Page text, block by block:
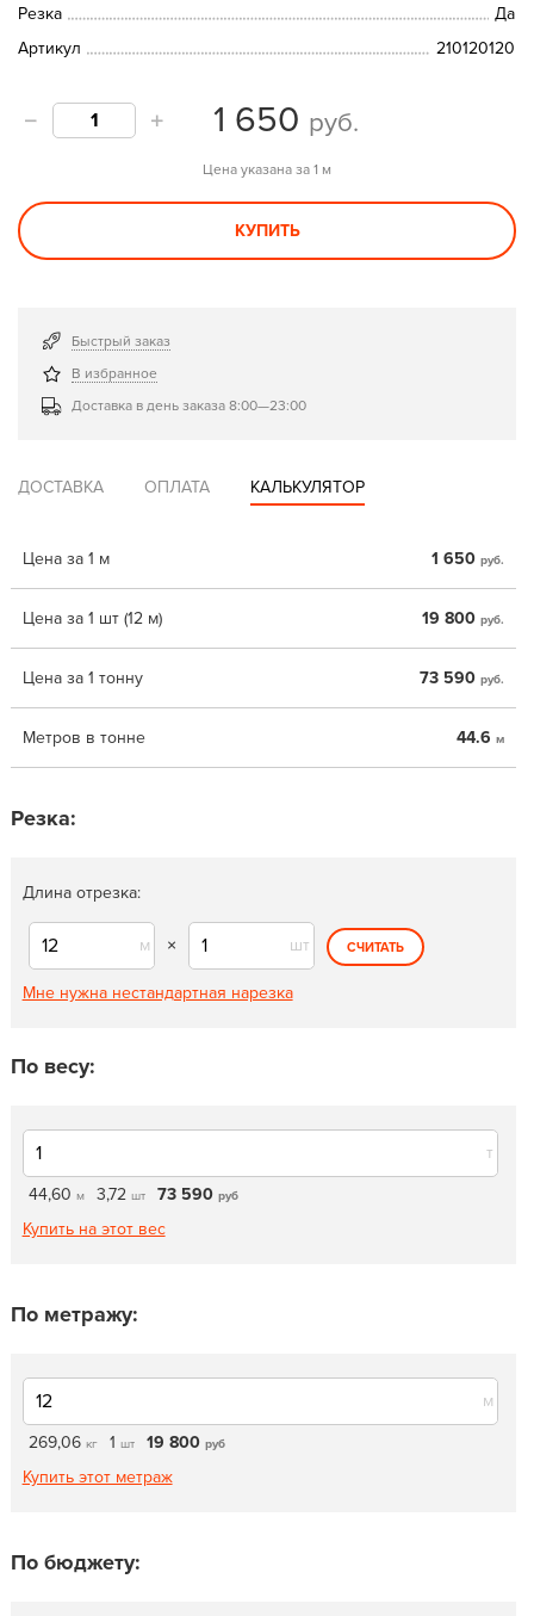
Резка
Да
Артикул
210120120
1 650 руб.
Цена указана за 1 м
КУПИТЬ
Быстрый заказ
В избранное
Доставка в день заказа 8:00—23:00
ДОСТАВКА ОПЛАТА КАЛЬКУЛЯТОР
Цена за 1 м 1 650 руб.
Цена за 1 шт (12 м) 19 800 руб.
Цена за 1 тонну 73 590 руб.
Метров в тонне 44.6 м
Резка:
Длина отрезка:
м × шт СЧИТАТЬ
Мне нужна нестандартная нарезка
По весу:
т
44,60 м 3,72 шт 73 590 руб
Купить на этот вес
По метражу:
м
269,06 кг 1 шт 19 800 руб
Купить этот метраж
По бюджету: